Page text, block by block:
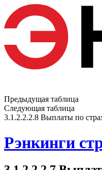
Предыдущая таблица
Следующая таблица
3.1.2.2.2.8 Выплаты по
Рэнкинги